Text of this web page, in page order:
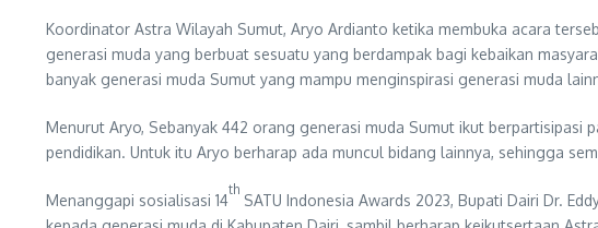
Koordinator Astra Wilayah Sumut, Aryo Ardianto ketika membuka acara
generasi muda yang berbuat sesuatu yang berdampak bagi kebaikan
banyak generasi muda Sumut yang mampu menginspirasi generasi muda
Menurut Aryo, Sebanyak 442 orang generasi muda Sumut ikut berpartisipasi
pendidikan. Untuk itu Aryo berharap ada muncul bidang lainnya, sehingga
Menanggapi sosialisasi 14
th
SATU Indonesia Awards 2023, Bupati Dairi Dr.